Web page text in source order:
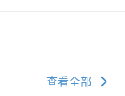
查看全部